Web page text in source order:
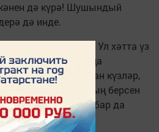
дә күрә! Шушындый
дә инде.
андый булмады. Ул хәтта үз
дә күрмәде. Яңа
елмаю, янып торган күзләр,
– Рәсүл боларның берсен
дә, тамчы да игътибар да